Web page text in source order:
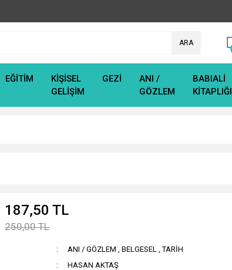
ARA
EĞİTİM
KİŞİSEL
GELİŞİM
GEZİ
ANI /
GÖZLEM
BABIALİ
KİTAPLIĞI
187,50 TL
250,00 TL
ANI / GÖZLEM , BELGESEL ,TARİH
HASAN AKTAŞ